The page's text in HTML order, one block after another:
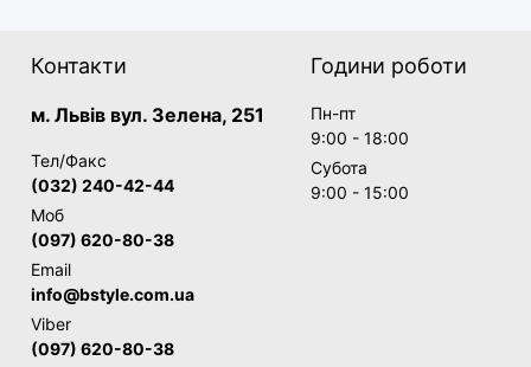
Контакти
м. Львів вул. Зелена, 251
Тел/Факс
(032) 240-42-44
Моб
(097) 620-80-38
Email
info@bstyle.com.ua
Viber
(097) 620-80-38
Години роботи
Пн-пт
9:00 - 18:00
Субота
9:00 - 15:00